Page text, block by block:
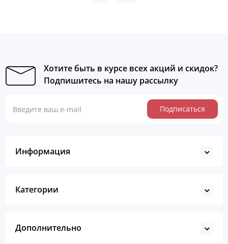
Хотите быть в курсе всех акций и скидок?
Подпишитесь на нашу рассылку
Подписаться
Информация
Категории
Дополнительно